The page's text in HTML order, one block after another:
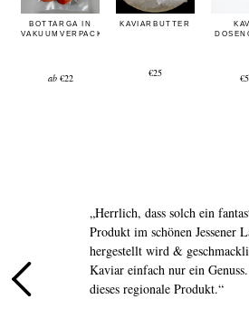
BOTTARGA IN
VAKUUMVERPACKUNG
ab €22
KAVIARBUTTER
€25
„Herrlich, dass solch ein
Produkt im schönen Jessener
hergestellt wird &
Kaviar einfach nur ein
dieses regionale Produkt.“